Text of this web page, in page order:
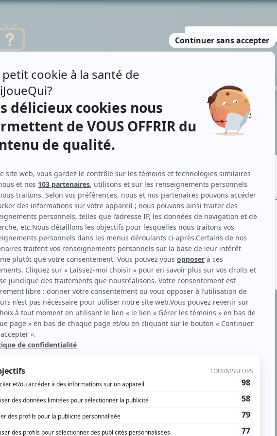
LISTE DES PERSONNES NOUS CONTACTER
Personnages
Match! (15/love) (Megan O'Connor
Therrien carbure à son petit écran. Celui qu’on surnomme parfois «l’encyclopédie de
de 1996 à 2001. Sa spécialité: la télé québécoise. On peut l’entendre régulièrement